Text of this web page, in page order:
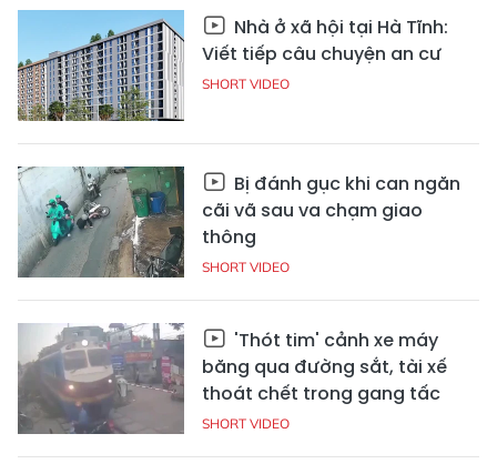
Nhà ở xã hội tại Hà Tĩnh:
Viết tiếp câu chuyện an cư
SHORT VIDEO
Bị đánh gục khi can ngăn
cãi vã sau va chạm giao
thông
SHORT VIDEO
'Thót tim' cảnh xe máy
băng qua đường sắt, tài xế
thoát chết trong gang tấc
SHORT VIDEO